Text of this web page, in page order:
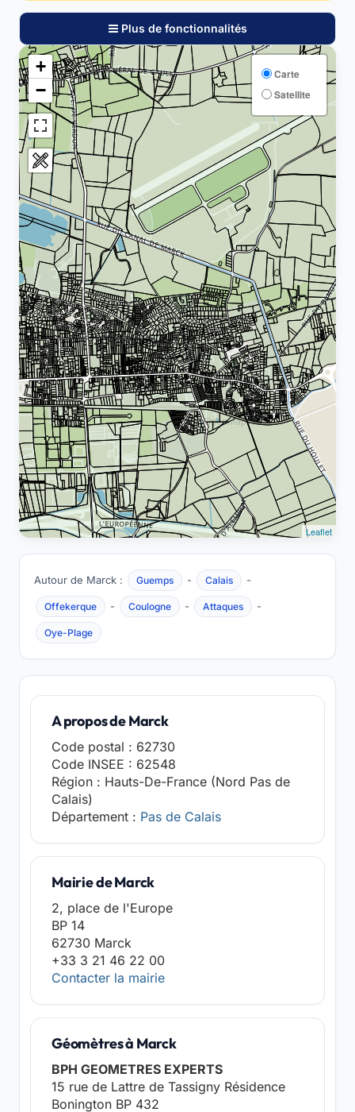
Plus de fonctionnalités
+
−
Carte
Satellite
Leaflet
Autour de Marck : Guemps - Calais -
Offekerque - Coulogne - Attaques -
Oye-Plage
A propos de Marck
Code postal : 62730
Code INSEE : 62548
Région : Hauts-De-France (Nord Pas de
Calais)
Département : Pas de Calais
Mairie de Marck
2, place de l'Europe
BP 14
62730 Marck
+33 3 21 46 22 00
Contacter la mairie
Géomètres à Marck
BPH GEOMETRES EXPERTS
15 rue de Lattre de Tassigny Résidence
Bonington BP 432